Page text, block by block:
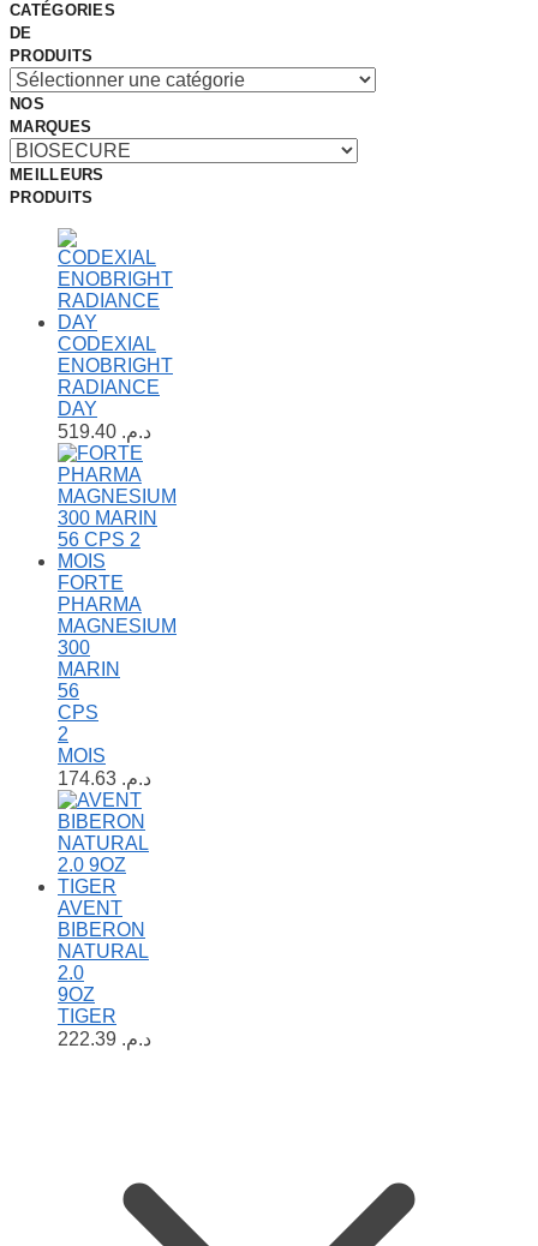
CATÉGORIES
DE
PRODUITS
NOS
MARQUES
MEILLEURS
PRODUITS
CODEXIAL
ENOBRIGHT
RADIANCE
DAY
د.م.
FORTE
PHARMA
MAGNESIUM
300
MARIN
56
CPS
2
MOIS
د.م.
AVENT
BIBERON
NATURAL
2.0
9OZ
TIGER
د.م.